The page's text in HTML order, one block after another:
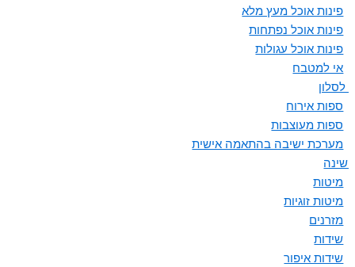
פינות אוכל מעץ מלא
פינות אוכל נפתחות
פינות אוכל עגולות
אי למטבח
לסלון
ספות אירוח
ספות מעוצבות
מערכת ישיבה בהתאמה אישית
שינה
מיטות
מיטות זוגיות
מזרנים
שידות
שידות איפור